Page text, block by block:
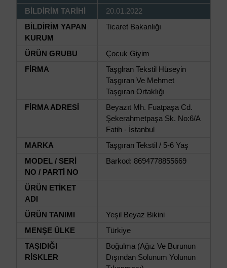
BİLDİRİM TARİHİ
20.01.2022
BİLDİRİM YAPAN
KURUM
Ticaret Bakanlığı
ÜRÜN GRUBU
Çocuk Giyim
FİRMA
Taşglran Tekstil Hüseyin
Taşgıran Ve Mehmet
Taşgıran Ortaklığı
FİRMA ADRESİ
Beyazıt Mh. Fuatpaşa Cd.
Şekerahmetpaşa Sk. No:6/A
Fatih - İstanbul
MARKA
Taşgıran Tekstil / 5-6 Yaş
MODEL / SERİ
NO / PARTİ NO
Barkod: 8694778855669
ÜRÜN ETİKET
ADI
ÜRÜN TANIMI
Yeşil Beyaz Bikini
MENŞE ÜLKE
Türkiye
TAŞIDIĞI
RİSKLER
Boğulma (Ağız Ve Burunun
Dışından Solunum Yolunun